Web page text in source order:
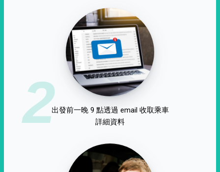
2出發前一晚 9 點透過 email 收取乘車
詳細資料